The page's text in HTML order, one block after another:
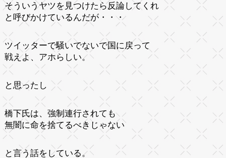
そういうヤツを見つけたら反論してくれ
と呼びかけているんだが・・・
ツイッターで騒いでないで国に戻って
戦えよ、アホらしい。
と思ったし
橋下氏は、強制連行されても
無闇に命を捨てるべきじゃない
と言う話をしている。